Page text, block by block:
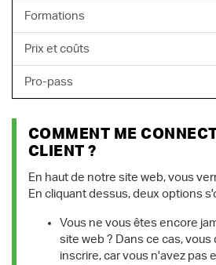
Formations
Prix et coûts
Pro-pass
COMMENT ME
CLIENT ?
En haut de notre site web, vous
En cliquant dessus, deux options
Vous ne vous êtes encore
site web ? Dans ce cas,
inscrire, car vous n'avez pas